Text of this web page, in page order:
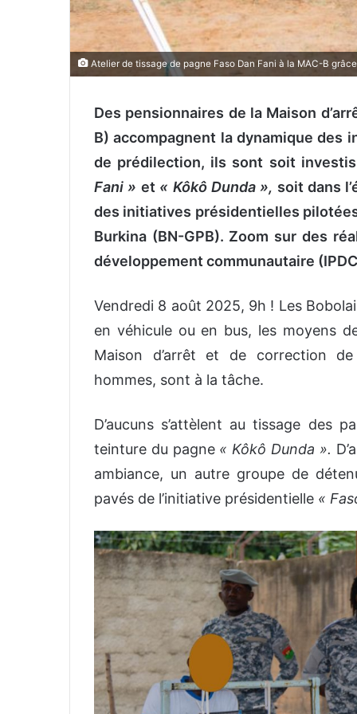
Atelier de tissage de pagne Faso Dan Fani à la MAC-B
Des pensionnaires de la Maison
B) accompagnent la dynamique des
de prédilection, ils sont soit
Fani » et « Kôkô Dunda », soit dans
des initiatives présidentielles
Burkina (BN-GPB). Zoom sur des
développement communautaire
Vendredi 8 août 2025, 9h ! Les
en véhicule ou en bus, les moyens
Maison d’arrêt et de correction
hommes, sont à la tâche.
D’aucuns s’attèlent au tissage des
teinture du pagne « Kôkô Dunda ».
ambiance, un autre groupe de
pavés de l’initiative présidentielle «